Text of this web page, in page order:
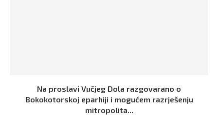
Na proslavi Vučjeg Dola razgovarano o
Bokokotorskoj eparhiji i mogućem razrješenju
mitropolita...